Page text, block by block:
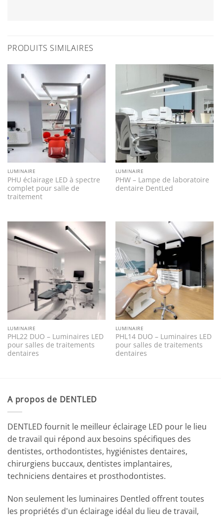
PRODUITS SIMILAIRES
LUMINAIRE
PHU éclairage LED à spectre
complet pour salle de
traitement
LUMINAIRE
PHW – Lampe de laboratoire
dentaire DentLed
LUMINAIRE
PHL22 DUO – Luminaires LED
pour salles de traitements
dentaires
LUMINAIRE
PHL14 DUO – Luminaires LED
pour salles de traitements
dentaires
A propos de DENTLED
DENTLED fournit le meilleur éclairage LED pour le lieu
de travail qui répond aux besoins spécifiques des
dentistes, orthodontistes, hygiénistes dentaires,
chirurgiens buccaux, dentistes implantaires,
techniciens dentaires et prosthodontistes.
Non seulement les luminaires Dentled offrent toutes
les propriétés d'un éclairage idéal du lieu de travail,